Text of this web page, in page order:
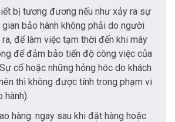
bị tương đương nếu như xảy ra sự
bảo hành không phải do người
để làm việc tạm thời đến khi máy
để đảm bảo tiến độ công việc của
cố hoặc những hỏng hóc do khách
thì không được tính trong phạm vi
hành).
hàng: ngay sau khi đặt hàng hoặc